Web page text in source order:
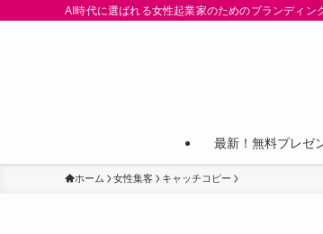
AI時代に選ばれる女性起業家のためのブランディ
最新！無料プレゼ
ホーム 女性集客 キャッチコピー